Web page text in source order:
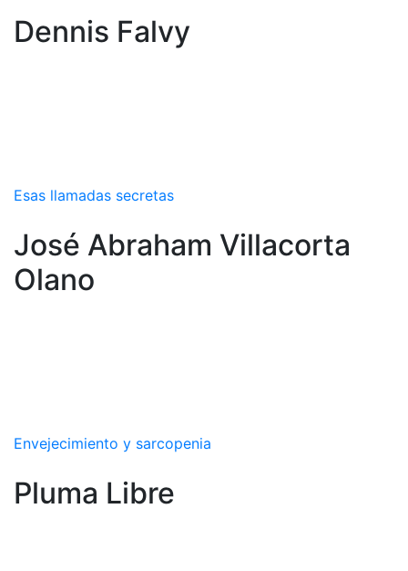
Dennis Falvy
Esas llamadas secretas
José Abraham Villacorta
Olano
Envejecimiento y sarcopenia
Pluma Libre